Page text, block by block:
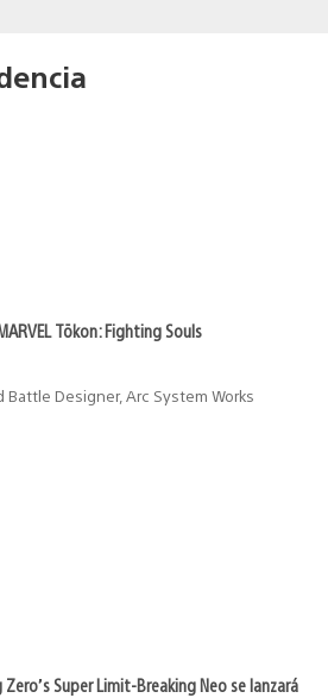
Tōkon: Fighting Souls
Battle Designer, Arc System Works
Zero’s Super Limit-Breaking Neo se lanzará